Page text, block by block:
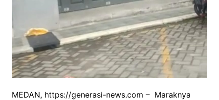
MEDAN, https://generasi-news.com – Maraknya